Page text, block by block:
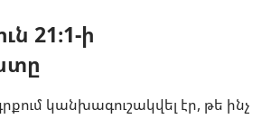
21։1-ի
կանխագուշակվել էր, թե ինչ